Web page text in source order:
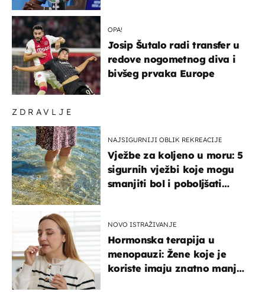
ZDRAVLJE
NAJSIGURNIJI OBLIK REKREACIJE
Vježbe za koljeno u moru: 5
sigurnih vježbi koje mogu
smanjiti bol i poboljšati
NOVO ISTRAŽIVANJE
Hormonska terapija u
menopauzi: Žene koje je
koriste imaju znatno manji
OPA!
Josip Šutalo radi transfer u
redove nogometnog diva i
bivšeg prvaka Europe